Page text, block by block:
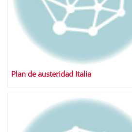
Plan de austeridad Italia